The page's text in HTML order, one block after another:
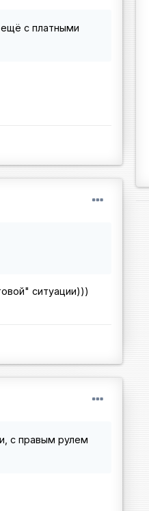
ещё с платными
ситуации)))
с правым рулем